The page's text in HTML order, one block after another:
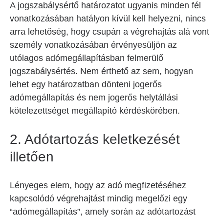
A jogszabálysértő határozatot ugyanis minden fél
vonatkozásában hatályon kívül kell helyezni, nincs
arra lehetőség, hogy csupán a végrehajtás alá vont
személy vonatkozásában érvényesüljön az
utólagos adómegállapításban felmerülő
jogszabálysértés. Nem érthető az sem, hogyan
lehet egy határozatban dönteni jogerős
adómegállapítás és nem jogerős helytállási
kötelezettséget megállapító kérdéskörében.
2. Adótartozás keletkezését
illetően
Lényeges elem, hogy az adó megfizetéséhez
kapcsolódó végrehajtást mindig megelőzi egy
“adómegállapítás”, amely során az adótartozást